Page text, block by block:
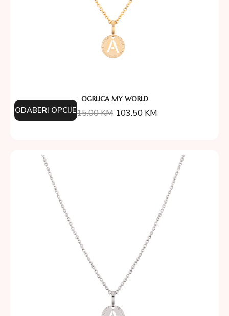
OGRLICA MY WORLD
115.00KM 103.50 KM
ODABERI OPCIJE